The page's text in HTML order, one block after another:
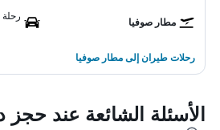
مطار صوفيا
رحلة
رحلات طيران إلى مطار صوفيا
الأسئلة الشائعة عند حجز